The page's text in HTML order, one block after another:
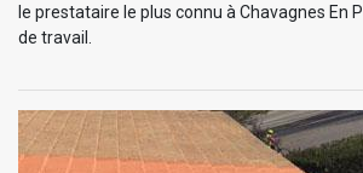
le prestataire le plus connu à Chavagnes En
de travail.